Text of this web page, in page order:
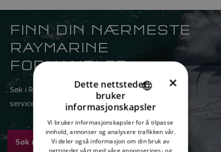
FINN DIN NÆRMESTE
RAYMARINE
FORHANDLER
Søk i Raymarines globale nettverk av salgs- og
serviceforhandlere her.
Søk nå
DANISH
ITALIAN
×
Dette nettstedet
bruker
informasjonskapsler
Vi bruker informasjonskapsler for å tilpasse
innhold, annonser og analysere trafikken vår.
Vi deler også informasjon om din bruk av
nettstedet vårt med våre annonserings- og